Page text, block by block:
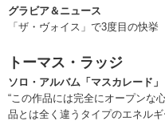
グラビア＆ニュース
「ザ・ヴォイス」で3度目の快挙
トーマス・ラッジ
ソロ・アルバム「マスカレード
“この作品には完全にオープンな
品とは全く違うタイプのエネル